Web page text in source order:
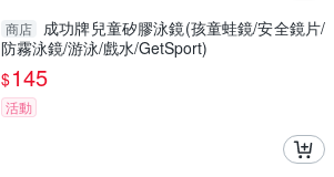
商店
成功牌兒童矽膠泳鏡(孩童蛙鏡/安全鏡片/
防霧泳鏡/游泳/戲水/GetSport)
$145
活動